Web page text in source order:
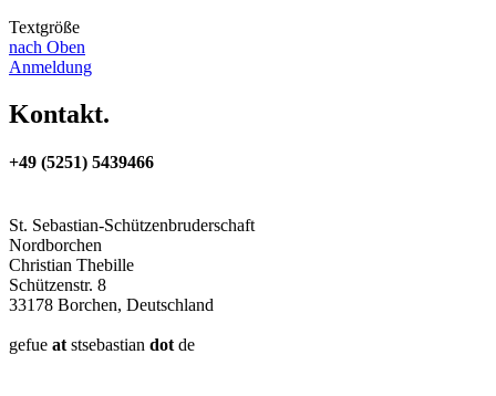
Textgröße
nach Oben
Anmeldung
Kontakt.
+49 (5251) 5439466
St. Sebastian-Schützenbruderschaft
Nordborchen
Christian Thebille
Schützenstr. 8
33178 Borchen, Deutschland
gefue at stsebastian dot de